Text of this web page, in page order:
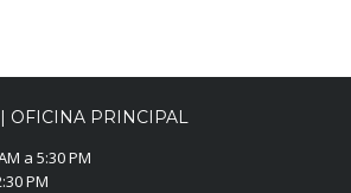
OFICINA PRINCIPAL
a 5:30 PM
PM